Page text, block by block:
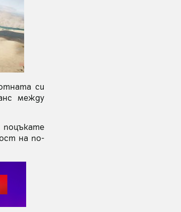
си
между
на по-